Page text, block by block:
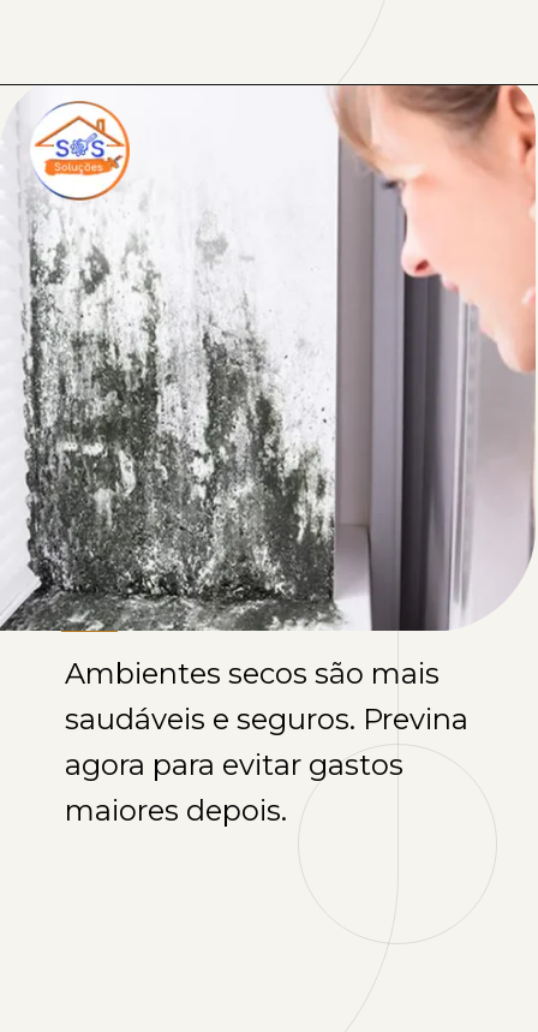
Opening https://sosreformasereparos.com.br/
Ambientes secos são mais
saudáveis e seguros. Previna
agora para evitar gastos
maiores depois.